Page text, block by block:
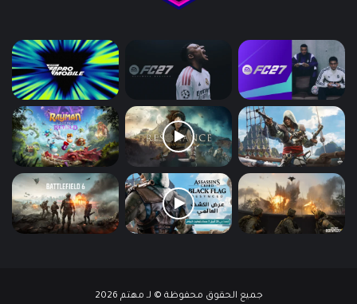
جميع الحقوق محفوظة © لـ مهتم 2026